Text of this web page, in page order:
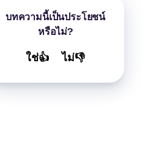
บทความนี้เป็นประโยชน์
หรือไม่?
ใช่👍 ไม่👎